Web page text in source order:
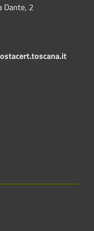
Dante, 2